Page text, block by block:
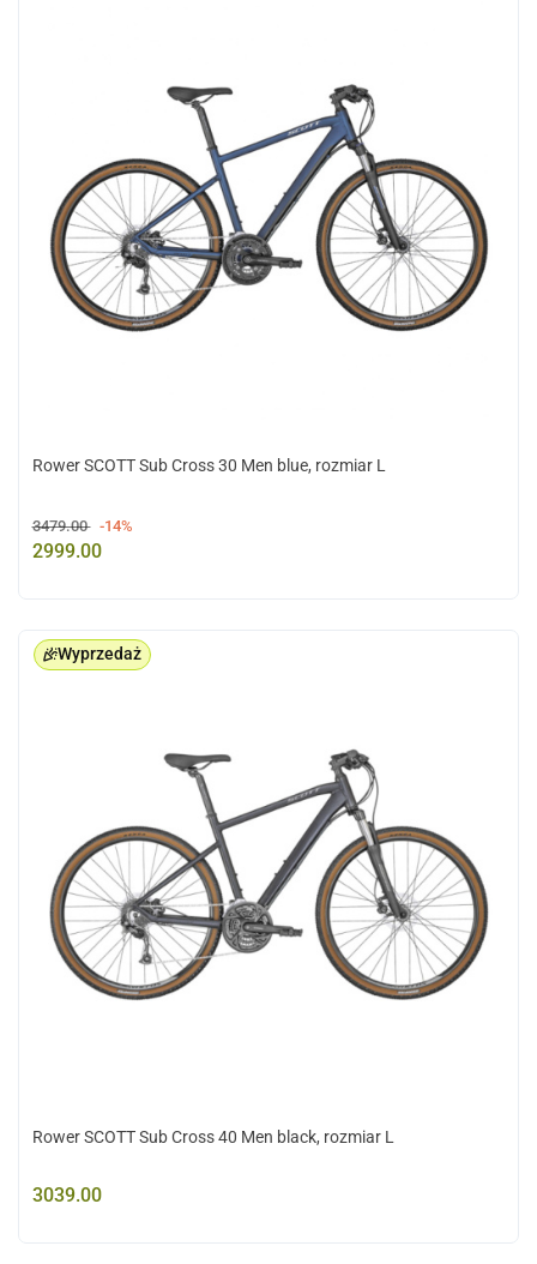
Rower SCOTT Sub Cross 30 Men blue, rozmiar L
3479.00 -14%
2999.00
Wyprzedaż
Rower SCOTT Sub Cross 40 Men black, rozmiar L
3039.00